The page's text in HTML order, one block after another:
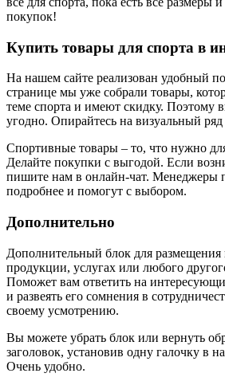
покупок!
Купить товары для спорта в
На нашем сайте реализован удобный
странице мы уже собрали товары,
теме спорта и имеют скидку. Поэтому
угодно. Опирайтесь на визуальный ряд
Спортивные товары – то, что нужно
Делайте покупки с выгодой. Если
пишите нам в онлайн-чат. Менеджеры
подробнее и помогут с выбором.
Дополнительно
Дополнительный блок для
продукции, услугах или любого
Поможет вам ответить на
и развеять его сомнения в
своему усмотрению.
Вы можете убрать блок или вернуть
заголовок, установив одну галочку в
Очень удобно.